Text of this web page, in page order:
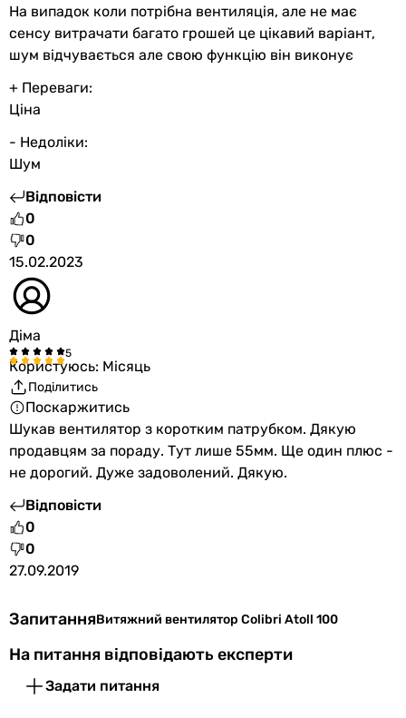
На випадок коли потрібна вентиляція, але не має
сенсу витрачати багато грошей це цікавий варіант,
шум відчувається але свою функцію він виконує
+ Переваги:
Ціна
- Недоліки:
Шум
Відповісти
0
0
15.02.2023
Діма
Користуюсь: Місяць
Поділитись
Поскаржитись
Шукав вентилятор з коротким патрубком. Дякую
продавцям за пораду. Тут лише 55мм. Ще один плюс -
не дорогий. Дуже задоволений. Дякую.
Відповісти
0
0
27.09.2019
ЗапитанняВитяжний вентилятор Colibri Atoll 100
На питання відповідають експерти
Задати питання